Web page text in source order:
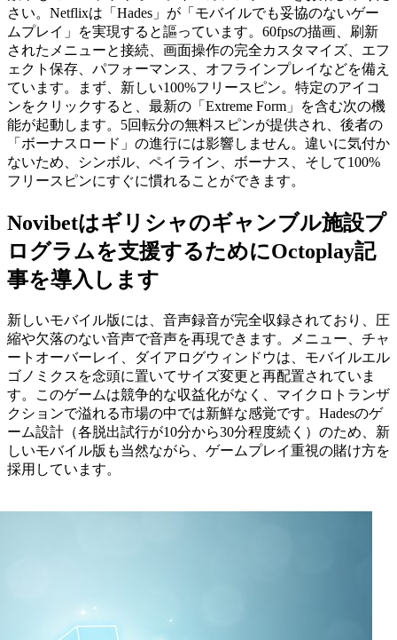
さい。Netflixは「Hades」が「モバイルでも妥協のないゲー
ムプレイ」を実現すると謳っています。60fpsの描画、刷新
されたメニューと接続、画面操作の完全カスタマイズ、エフ
ェクト保存、パフォーマンス、オフラインプレイなどを備え
ています。まず、新しい100%フリースピン。特定のアイコ
ンをクリックすると、最新の「Extreme Form」を含む次の機
能が起動します。5回転分の無料スピンが提供され、後者の
「ボーナスロード」の進行には影響しません。違いに気付か
ないため、シンボル、ペイライン、ボーナス、そして100%
フリースピンにすぐに慣れることができます。
Novibetはギリシャのギャンブル施設プ
ログラムを支援するためにOctoplay記
事を導入します
新しいモバイル版には、音声録音が完全収録されており、圧
縮や欠落のない音声で音声を再現できます。メニュー、チャ
ートオーバーレイ、ダイアログウィンドウは、モバイルエル
ゴノミクスを念頭に置いてサイズ変更と再配置されていま
す。このゲームは競争的な収益化がなく、マイクロトランザ
クションで溢れる市場の中では新鮮な感覚です。Hadesのゲ
ーム設計（各脱出試行が10分から30分程度続く）のため、新
しいモバイル版も当然ながら、ゲームプレイ重視の賭け方を
採用しています。